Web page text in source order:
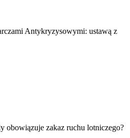
Antykryzysowymi: ustawą z
obowiązuje zakaz ruchu lotniczego?